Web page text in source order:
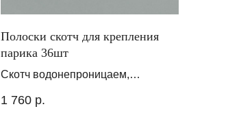
Полоски скотч для крепления
парика 36шт
Скотч водонепроницаем,
полностью безвреден для
1 760 р.